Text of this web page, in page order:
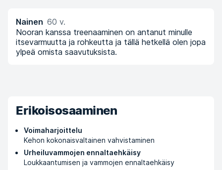
Nainen 60 v.
Nooran kanssa treenaaminen on antanut minulle
itsevarmuutta ja rohkeutta ja tällä hetkellä olen jopa
ylpeä omista saavutuksista.
Erikoisosaaminen
Voimaharjoittelu
Kehon kokonaisvaltainen vahvistaminen
Urheiluvammojen ennaltaehkäisy
Loukkaantumisen ja vammojen ennaltaehkäisy